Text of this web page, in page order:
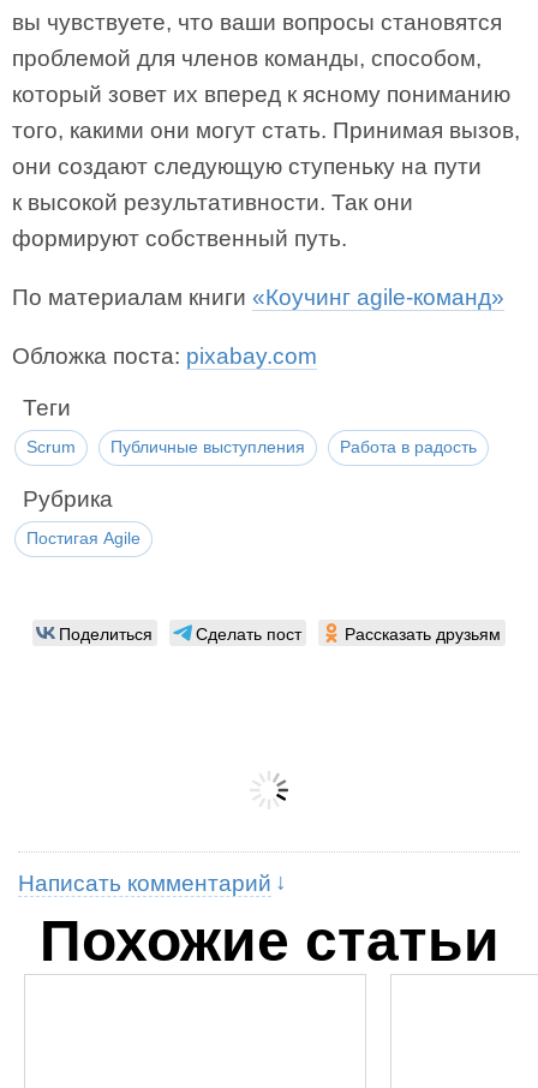
вы чувствуете, что ваши вопросы становятся
проблемой для членов команды, способом,
который зовет их вперед к ясному пониманию
того, какими они могут стать. Принимая вызов,
они создают следующую ступеньку на пути
к высокой результативности. Так они
формируют собственный путь.
По материалам книги «Коучинг agile-команд»
Обложка поста: pixabay.com
Теги
Scrum Публичные выступления Работа в радость
Рубрика
Постигая Agile
Поделиться Сделать пост Рассказать друзьям
Написать комментарий
Похожие статьи